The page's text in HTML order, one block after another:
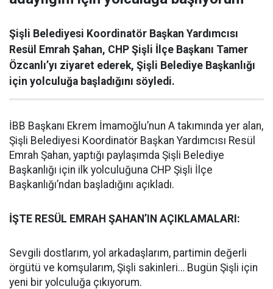
Şişli Belediyesi Koordinatör Başkan Yardımcısı
Resül Emrah Şahan, CHP Şişli İlçe Başkanı Tamer
Özcanlı’yı ziyaret ederek, Şişli Belediye Başkanlığı
için yolculuğa başladığını söyledi.
İBB Başkanı Ekrem İmamoğlu’nun A takımında yer alan,
Şişli Belediyesi Koordinatör Başkan Yardımcısı Resül
Emrah Şahan, yaptığı paylaşımda Şişli Belediye
Başkanlığı için ilk yolculuğuna CHP Şişli İlçe
Başkanlığı’ndan başladığını açıkladı.
İŞTE RESÜL EMRAH ŞAHAN’IN AÇIKLAMALARI:
Sevgili dostlarım, yol arkadaşlarım, partimin değerli
örgütü ve komşularım, Şişli sakinleri… Bugün Şişli için
yeni bir yolculuğa çıkıyorum.